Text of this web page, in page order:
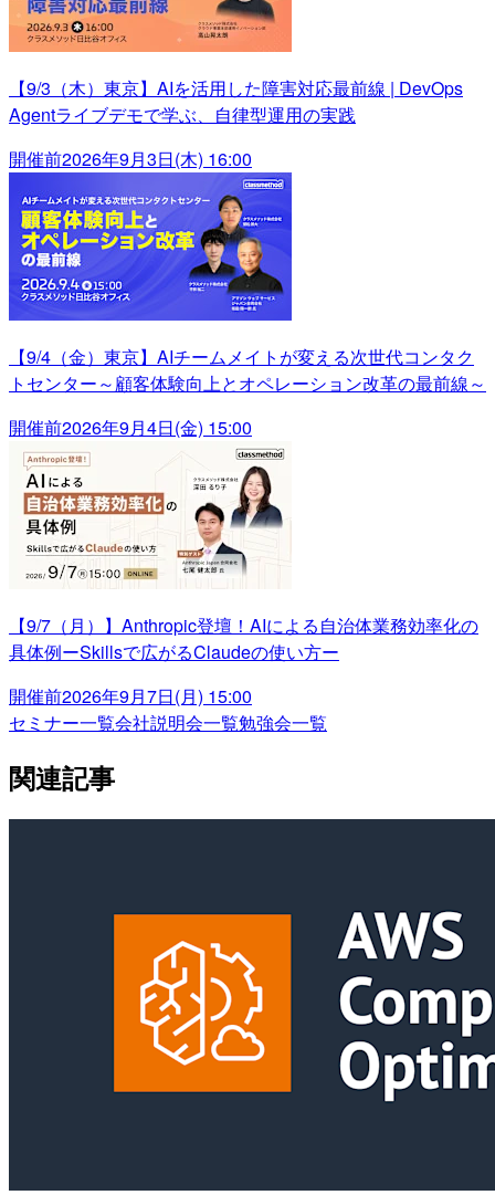
【9/3（木）東京】AIを活用した障害対応最前線 | DevOps
Agentライブデモで学ぶ、自律型運用の実践
開催前2026年9月3日(木) 16:00
【9/4（金）東京】AIチームメイトが変える次世代コンタク
トセンター～顧客体験向上とオペレーション改革の最前線～
開催前2026年9月4日(金) 15:00
【9/7（月）】Anthropic登壇！AIによる自治体業務効率化の
具体例ーSkillsで広がるClaudeの使い方ー
開催前2026年9月7日(月) 15:00
セミナー一覧会社説明会一覧勉強会一覧
関連記事